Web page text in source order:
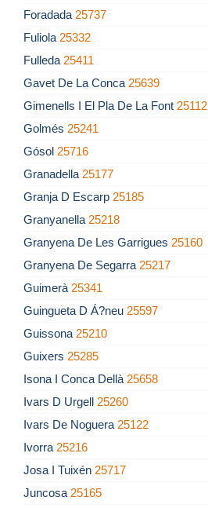
Foradada 25737
Fuliola 25332
Fulleda 25411
Gavet De La Conca 25639
Gimenells I El Pla De La Font 25112
Golmés 25241
Gósol 25716
Granadella 25177
Granja D Escarp 25185
Granyanella 25218
Granyena De Les Garrigues 25160
Granyena De Segarra 25217
Guimerà 25341
Guingueta D Á?neu 25597
Guissona 25210
Guixers 25285
Isona I Conca Dellà 25658
Ivars D Urgell 25260
Ivars De Noguera 25122
Ivorra 25216
Josa I Tuixén 25717
Juncosa 25165